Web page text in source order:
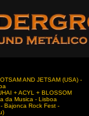
AND JETSAM (USA) -
+ ACYL + BLOSSOM
da Musica - Lisboa
Bajonca Rock Fest -